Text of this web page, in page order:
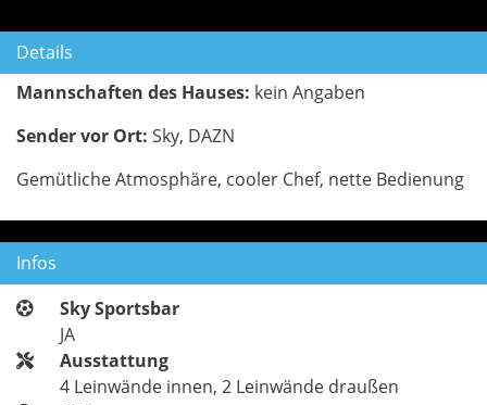
Details
Mannschaften des Hauses: kein Angaben
Sender vor Ort: Sky, DAZN
Gemütliche Atmosphäre, cooler Chef, nette Bedienung
Infos
Sky Sportsbar
JA
Ausstattung
4 Leinwände innen, 2 Leinwände draußen